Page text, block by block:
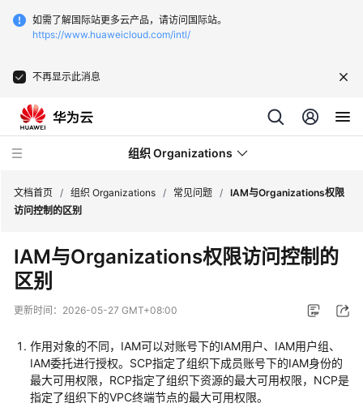
如需了解国际站更多云产品，请访问国际站。
https://www.huaweicloud.com/intl/
不再显示此消息
组织 Organizations
新
动
品
介
绍
文档首页 / 组织 Organizations / 常见问题 / IAM与Organizations权限
访问控制的区别
IAM与Organizations权限访问控制的
区别
更新时间： 2026-05-27 GMT+08:00
作用对象的不同，IAM可以对账号下的IAM用户、IAM用户组、
IAM委托进行授权。SCP指定了组织下成员账号下的IAM身份的
最大可用权限，RCP指定了组织下资源的最大可用权限，NCP是
指定了组织下的VPC终端节点的最大可用权限。